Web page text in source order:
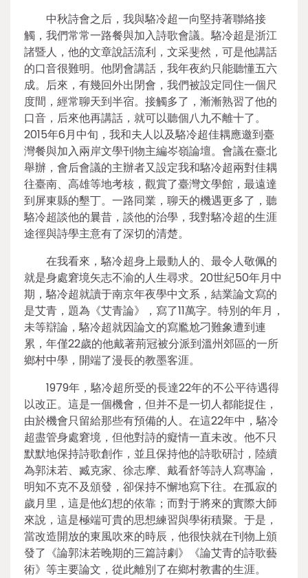
中秋詩會之后，我與駱冷超一向堅持著聯絡接
觸，我們常常一路餐與加入詩歌會議。駱冷超是浙江
諸暨人，他的文章說話流利，文采斐然，可是他講話
的口音很難明。他閉會講話，我年夜約只能聽懂五六
成。后來，有幾回外出閉會，我們被設定同住一個尺
度間，經常聊天到半宿。接觸多了，漸漸熟習了他的
口音，后來他再講話，就可以聽個八九不離十了。
2015年6月中旬，我和夫人以及駱冷超佳耦應邀到臺
灣餐與加入兩岸文學刊物主編岑嶺論壇。會議在臺北
舉辦，會后會議的主辦者又設定我和駱冷超兩對佳耦
往臺南、高雄等地考核，觀賞了臺灣文學館，最遠達
到屏東縣的墾丁。一路同業，聊天的機遇更多了，聽
駱冷超談他的曩昔，談他的治學，我對駱冷超的生涯
途徑與詩學主意有了深切的清楚。
在我看來，駱冷超身上最動人的、最令人敬佩的
就是身處窘境矢志不渝的人生尋求。20世紀50年月中
期，駱冷超就讀于南京年夜學中文系，結業論文寫的
是艾青，題為《艾青論》，寫了11萬字。特別的年月，
未等辯論，駱冷超就因論文的寫尷尬刁難象遭到連
累，年僅22歲的他戴著荊冠被分派到溫州郊區的一所
鄉村中學，開端了漫長的教墨客涯。
1979年，駱冷超所受的長達22年的不公平待遇得
以改正。這是一個機會，但并不是一切人都能捉住，
由於機會只留給那些有預備的人。在這22年中，駱冷
超盡管身處窘境，但他對詩的癡情一直未改。他不只
默默地保持詩歌創作，並且保持他的詩歌研討，陸續
為郭沫若、臧克家、徐志摩、戴看舒等詩人寫專論，
明知不克不及頒發，卻保持不懈地寫下往。在孤寂的
歲月里，這是他幻想的依靠；而對于將來的實際大師
來說，這是極端可貴的思想練習與學術積聚。于是，
當改造開放的東風吹來的時辰，他很快就在刊物上頒
發了《論郭沫若晚期的三篇詩劇》《論艾青的詩歌藝
術》等主要論文，從此離別了在鄉村教書的生涯。